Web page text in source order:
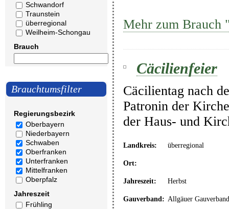
Schwandorf
Traunstein
überregional
Weilheim-Schongau
Brauch
Brauchtumsfilter
Regierungsbezirk
Oberbayern
Niederbayern
Schwaben
Oberfranken
Unterfranken
Mittelfranken
Oberpfalz
Jahreszeit
Frühling
Mehr zum Brauch
Cäcilienfeier
Cäcilientag nach
Patronin der
der Haus- und
Landkreis: überregional
Ort:
Jahreszeit: Herbst
Gauverband: Allgäuer Gauverband